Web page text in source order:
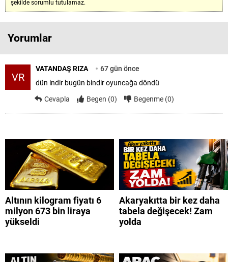
şekilde sorumlu tutulamaz.
Yorumlar
VR
VATANDAŞ RIZA
67 gün önce
dün indir bugün bindir oyuncağa döndü
Cevapla
Begen (0) Begenme (0)
Altının kilogram fiyatı 6
milyon 673 bin liraya
yükseldi
Akaryakıtta bir kez daha
tabela değişecek! Zam
yolda